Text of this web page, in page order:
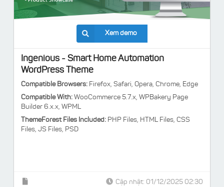
Xem demo
Ingenious - Smart Home Automation
WordPress Theme
Compatible Browsers: Firefox, Safari, Opera, Chrome, Edge
Compatible With: WooCommerce 5.7.x, WPBakery Page
Builder 6.x.x, WPML
ThemeForest Files Included: PHP Files, HTML Files, CSS
Files, JS Files, PSD
Cập nhật: 01/12/2025 02:30